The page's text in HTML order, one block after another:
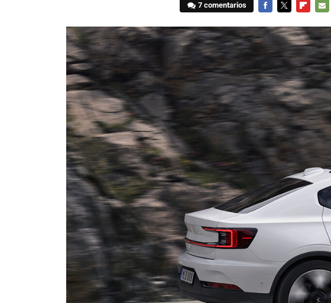
7 comentarios
MAIL